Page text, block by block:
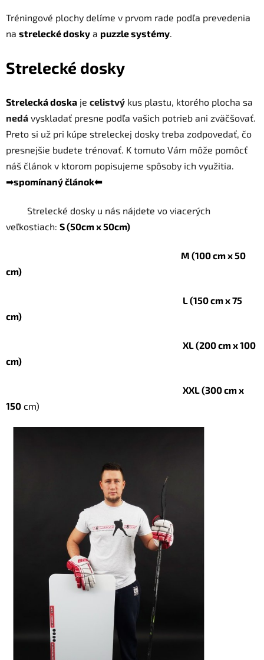
Tréningové plochy delíme v prvom rade podľa prevedenia
na strelecké dosky a puzzle systémy
Strelecké dosky
Strelecká doska je celistvý kus plastu, ktorého plocha sa
nedá vyskladať presne podľa vašich potrieb ani zväčšovať.
Preto si už pri kúpe streleckej dosky treba zodpovedať, čo
presnejšie budete trénovať. K tomuto Vám môže pomôcť
náš článok v ktorom popisujeme spôsoby ich využitia.
➡spomínaný článok⬅
Strelecké dosky u nás nájdete vo viacerých
veľkostiach: S (50cm x 50cm)
M (100 cm x 50
cm)
L (150 cm x 75
cm)
XL (200 cm x 100
cm)
XXL (300 cm x
150 cm)